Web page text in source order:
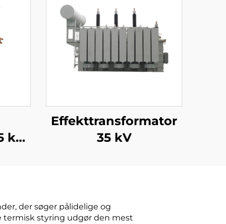
kV
Effekttransformator
35 kV
der søger pålidelige og
styring udgør den mest